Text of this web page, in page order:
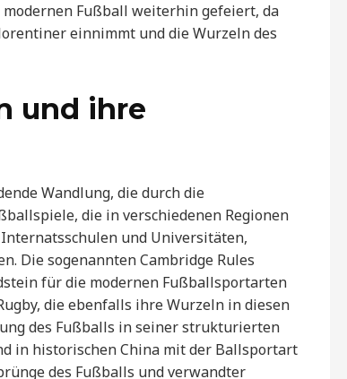
Fußball weiterhin gefeiert, da
einnimmt und die Wurzeln des
und ihre
Wandlung, die durch die
die in verschiedenen Regionen
und Universitäten,
Die sogenannten Cambridge Rules
für die modernen Fußballsportarten
die ebenfalls ihre Wurzeln in diesen
des Fußballs in seiner strukturierten
in historischen China mit der Ballsportart
des Fußballs und verwandter